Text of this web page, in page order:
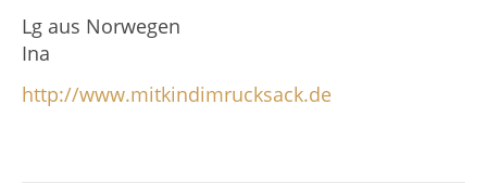
Lg aus Norwegen
Ina
http://www.mitkindimrucksack.de